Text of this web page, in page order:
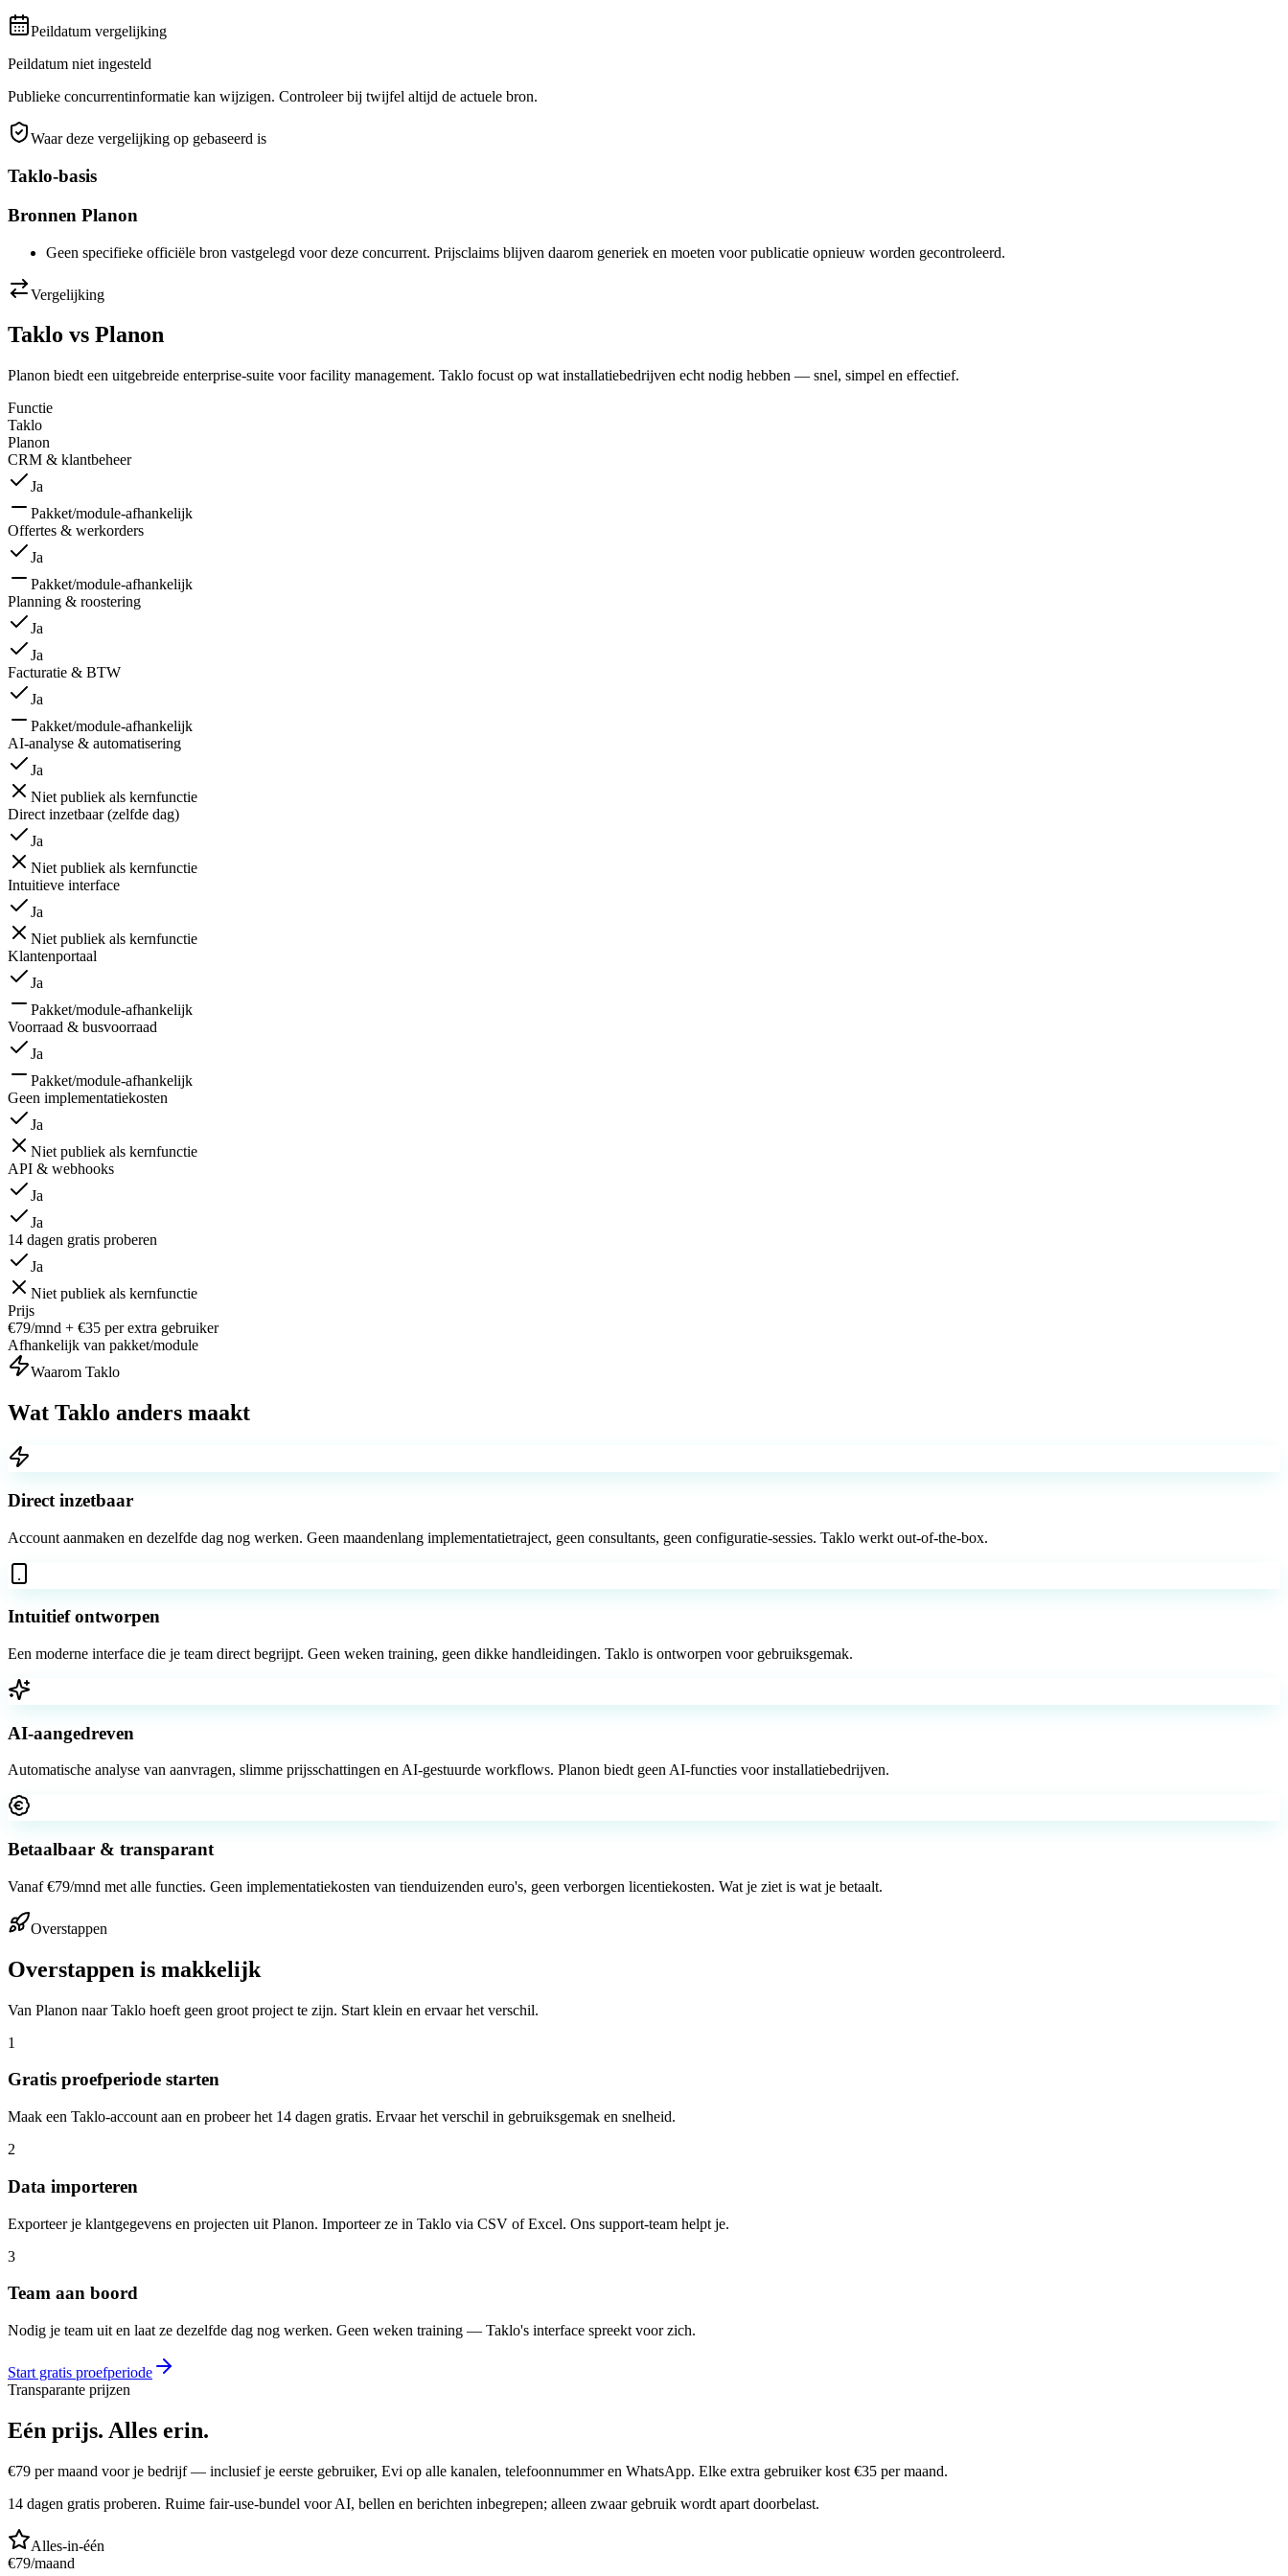
Peildatum vergelijking
Peildatum niet ingesteld
Publieke concurrentinformatie kan wijzigen. Controleer bij twijfel altijd de actuele bron.
Waar deze vergelijking op gebaseerd is
Taklo-basis
Bronnen Planon
Geen specifieke officiële bron vastgelegd voor deze concurrent. Prijsclaims blijven daarom generiek en moeten voor publicatie opnieuw worden gecontroleerd.
Vergelijking
Taklo vs Planon
Planon biedt een uitgebreide enterprise-suite voor facility management. Taklo focust op wat installatiebedrijven echt nodig hebben — snel, simpel en effectief.
Functie
Taklo
Planon
CRM & klantbeheer
Ja
Pakket/module-afhankelijk
Offertes & werkorders
Ja
Pakket/module-afhankelijk
Planning & roostering
Ja
Ja
Facturatie & BTW
Ja
Pakket/module-afhankelijk
AI-analyse & automatisering
Ja
Niet publiek als kernfunctie
Direct inzetbaar (zelfde dag)
Ja
Niet publiek als kernfunctie
Intuitieve interface
Ja
Niet publiek als kernfunctie
Klantenportaal
Ja
Pakket/module-afhankelijk
Voorraad & busvoorraad
Ja
Pakket/module-afhankelijk
Geen implementatiekosten
Ja
Niet publiek als kernfunctie
API & webhooks
Ja
Ja
14 dagen gratis proberen
Ja
Niet publiek als kernfunctie
Prijs
€79/mnd + €35 per extra gebruiker
Afhankelijk van pakket/module
Waarom Taklo
Wat Taklo anders maakt
Direct inzetbaar
Account aanmaken en dezelfde dag nog werken. Geen maandenlang implementatietraject, geen consultants, geen configuratie-sessies. Taklo werkt out-of-the-box.
Intuitief ontworpen
Een moderne interface die je team direct begrijpt. Geen weken training, geen dikke handleidingen. Taklo is ontworpen voor gebruiksgemak.
AI-aangedreven
Automatische analyse van aanvragen, slimme prijsschattingen en AI-gestuurde workflows. Planon biedt geen AI-functies voor installatiebedrijven.
Betaalbaar & transparant
Vanaf €79/mnd met alle functies. Geen implementatiekosten van tienduizenden euro's, geen verborgen licentiekosten. Wat je ziet is wat je betaalt.
Overstappen
Overstappen is makkelijk
Van Planon naar Taklo hoeft geen groot project te zijn. Start klein en ervaar het verschil.
1
Gratis proefperiode starten
Maak een Taklo-account aan en probeer het 14 dagen gratis. Ervaar het verschil in gebruiksgemak en snelheid.
2
Data importeren
Exporteer je klantgegevens en projecten uit Planon. Importeer ze in Taklo via CSV of Excel. Ons support-team helpt je.
3
Team aan boord
Nodig je team uit en laat ze dezelfde dag nog werken. Geen weken training — Taklo's interface spreekt voor zich.
Start gratis proefperiode
Transparante prijzen
Eén prijs. Alles erin.
€79 per maand voor je bedrijf — inclusief je eerste gebruiker, Evi op alle kanalen, telefoonnummer en WhatsApp. Elke extra gebruiker kost €35 per maand.
14 dagen gratis proberen. Ruime fair-use-bundel voor AI, bellen en berichten inbegrepen; alleen zwaar gebruik wordt apart doorbelast.
Alles-in-één
€79/maand